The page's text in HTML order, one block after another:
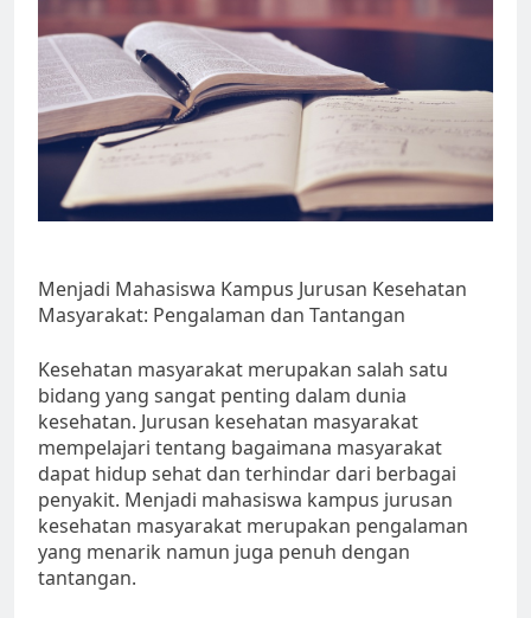
Menjadi Mahasiswa Kampus Jurusan Kesehatan
Masyarakat: Pengalaman dan Tantangan
Kesehatan masyarakat merupakan salah satu
bidang yang sangat penting dalam dunia
kesehatan. Jurusan kesehatan masyarakat
mempelajari tentang bagaimana masyarakat
dapat hidup sehat dan terhindar dari berbagai
penyakit. Menjadi mahasiswa kampus jurusan
kesehatan masyarakat merupakan pengalaman
yang menarik namun juga penuh dengan
tantangan.